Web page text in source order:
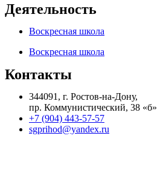
Деятельность
Воскресная школа
Воскресная школа
Контакты
344091, г. Ростов-на-Дону,
пр. Коммунистический, 38 «б»
+7 (904) 443-57-57
sgprihod@yandex.ru